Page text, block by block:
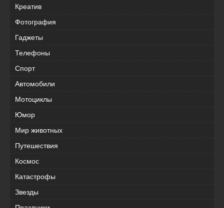
Креатив
Фотография
Гаджеты
Телефоны
Спорт
Автомобили
Мотоциклы
Юмор
Мир животных
Путешествия
Космос
Катастрофы
Звезды